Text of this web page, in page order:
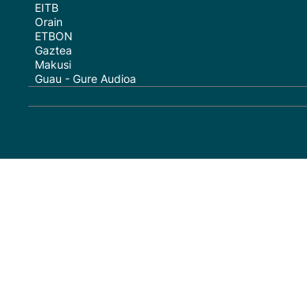
EITB
Orain
ETBON
Gaztea
Makusi
Guau - Gure Audioa